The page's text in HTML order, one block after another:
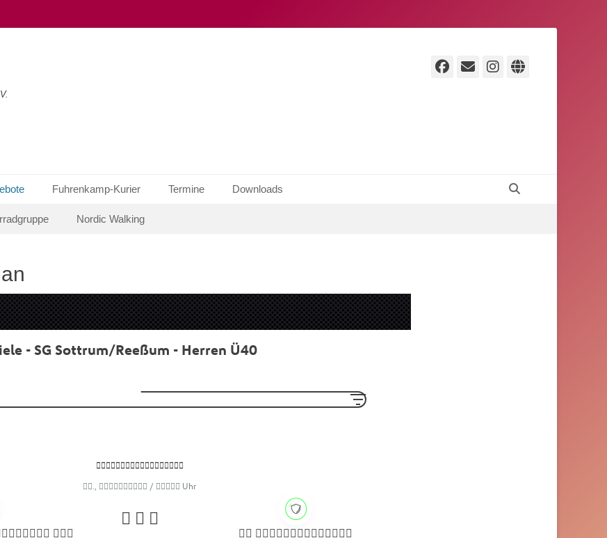
Facebook
E-
Instagram
Website
Fuhrenkamp-Kurier Termine Downloads
Nordic Walking